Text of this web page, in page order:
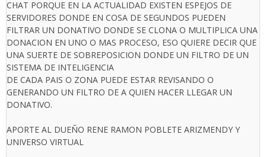
CHAT PORQUE EN LA ACTUALIDAD EXISTEN ESPEJOS DE
SERVIDORES DONDE EN COSA DE SEGUNDOS PUEDEN
FILTRAR UN DONATIVO DONDE SE CLONA O MULTIPLICA UNA
DONACION EN UNO O MAS PROCESO, ESO QUIERE DECIR QUE
UNA SUERTE DE SOBREPOSICION DONDE UN FILTRO DE UN
SISTEMA DE INTELIGENCIA
DE CADA PAIS O ZONA PUEDE ESTAR REVISANDO O
GENERANDO UN FILTRO DE A QUIEN HACER LLEGAR UN
DONATIVO.
APORTE AL DUEÑO RENE RAMON POBLETE ARIZMENDY Y
UNIVERSO VIRTUAL